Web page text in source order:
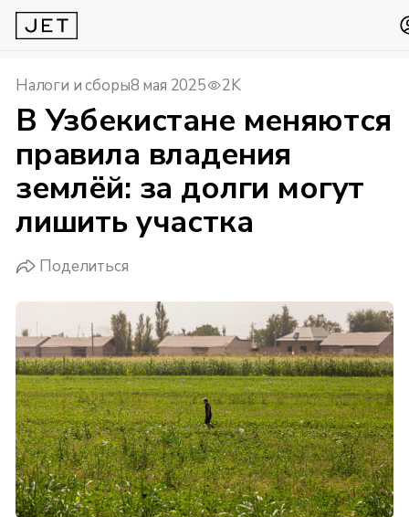
Налоги и сборы8 мая 2025 2K
В Узбекистане меняются
правила владения
землёй: за долги могут
лишить участка
Поделиться